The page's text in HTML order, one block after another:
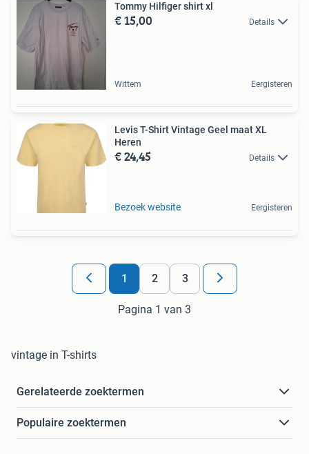
Tommy Hilfiger shirt xl
€ 15,00 Details
Wittem Eergisteren
Levis T-Shirt Vintage Geel maat XL
Heren
€ 24,45 Details
Bezoek website Eergisteren
1 2 3
Pagina 1 van 3
vintage in T-shirts
Gerelateerde zoektermen
Populaire zoektermen